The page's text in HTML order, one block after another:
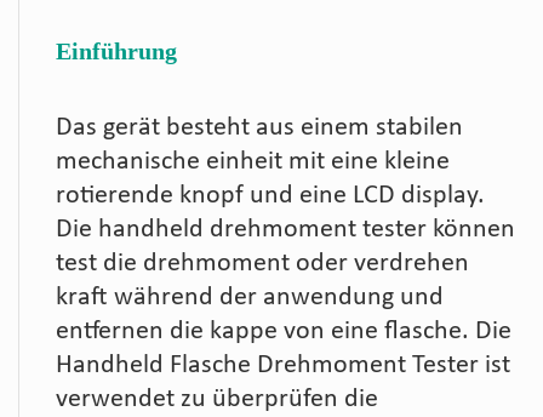
Einführung
Das gerät besteht aus einem stabilen
mechanische einheit mit eine kleine
rotierende knopf und eine LCD display.
Die handheld drehmoment tester können
test die drehmoment oder verdrehen
kraft während der anwendung und
entfernen die kappe von eine flasche. Die
Handheld Flasche Drehmoment Tester ist
verwendet zu überprüfen die